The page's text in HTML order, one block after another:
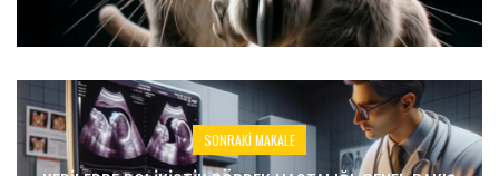
SONRAKI MAKALE